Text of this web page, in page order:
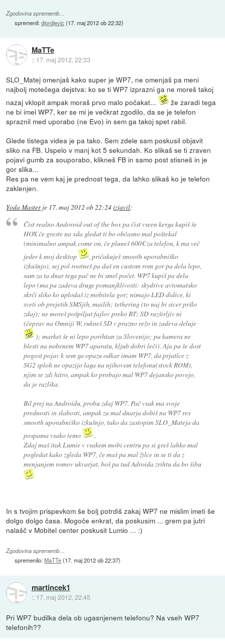
Zgodovina sprememb…
spremenil:djordjevic (17. maj 2012 ob 22:32)
MaTTe
:: 17. maj 2012, 22:33
SLO_Matej omenjaš kako super je WP7, ne omenjaš pa meni
najbolj motečega dejstva: ko se ti WP7 izprazni ga ne moreš takoj
nazaj vklopit ampak moraš prvo malo počakat...
že zaradi tega
ne bi imel WP7, ker se mi je večkrat zgodilo, da se je telefon
spraznil med uporabo (ne Evo) in sem ga takoj spet rabil.
Glede tistega videa je pa tako. Sem zdele sam poskusil objavit
sliko na FB. Uspelo v manj kot 5 sekundah. Ko slikaš se ti zraven
pojavi gumb za souporabo, klikneš FB in samo post stisneš in je
gor slika...
Res pa ne vem kaj je prednost tega, da lahko slikaš ko je telefon
zaklenjen.
Yoda Masterje 17. maj 2012 ob 22:24izjavil:
Čist realno Andoroid out of the box pa čist vseen kerga kupiš še
HOX če greste na xda gledat ti bo občasno mal poštekal
(minimalno ampak come on, če pluneš 600€ za telefon, k ma več
jeder k moj desktop
, pričakuješ smooth uporabniško
izkušnjo), sej pol rootneš pa daš en custom rom gor pa dela lepo,
sam za ta dnar tega pač ne bi smel počet. WP7 kupiš pa dela
lepo (ma pa zadeva druge pomanjklivosti: skydrive avtomatsko
skrči sliko ko uplodaš iz mobitela gor; nimajo LED didice, ki
sveti ob prejetih SMSjih, mailih; tethering (to naj bi sicer pršlo
zdaj); ne moreš pošpiljat fajlov preko BT; SD razširljiv ni
(čeprav na Omniji W, rukneš SD v prazno režo in zadeva deluje
); market še ni lepo porihtan za Slovenijo; pa kamera ne
blesti na nobenem WP7 aparatu, kljub dobri leči). Aja pa še dost
pogost pojav k sem ga opazu odkar imam WP7, da prjatlce z
SG2 sploh ne opazijo laga na njihovem telefonu(stock ROM),
njim se zdi hitro, ampak ko probajo mal WP7 dejansko povejo,
da je razlika.
Bil prej na Androidu, probu zdaj WP7. Pač vsak ma svoje
prednosti in slabosti, ampak za mal dnarja dobiš na WP7 res
smooth uporabniško izkušnjo, tako da zastopim SLO_Mateja da
pospama vsako temo
.
Zdaj maš itak Lumie v vsakem mobi centru pa si greš lahko mal
pogledat kako zgleda WP7, če maš pa mal žilce in se ti da z
menjanjem romov ukvarjat, boš pa tud Adroida zrihtu da bo šibu
In s tvojim prispevkom še bolj potrdiš zakaj WP7 ne mislim imeti še
dolgo dolgo časa. Mogoče enkrat, da poskusim ... grem pa jutri
nalašč v Mobitel center poskusit Lumio ... :)
Zgodovina sprememb…
spremenilo:MaTTe(17. maj 2012 ob 22:37)
martincek1
:: 17. maj 2012, 22:45
Pri WP7 budilka dela ob ugasnjenem telefonu? Na vseh WP7
telefonih??